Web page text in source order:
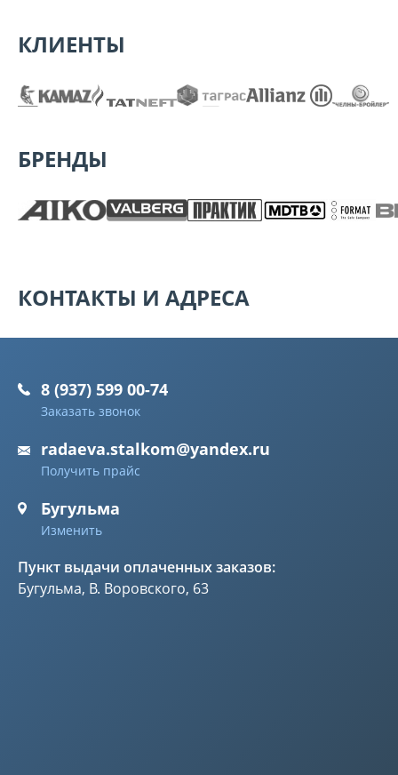
КЛИЕНТЫ
БРЕНДЫ
КОНТАКТЫ И АДРЕСА
8 (937) 599 00-74
Заказать звонок
radaeva.stalkom@yandex.ru
Получить прайс
Бугульма
Изменить
Пункт выдачи оплаченных заказов:
Бугульма, В. Воровского, 63